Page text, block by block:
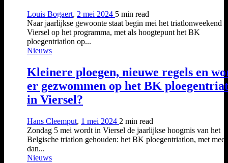
Louis Bogaert, 2 mei 2024 5 min read
Naar jaarlijkse gewoonte staat begin mei het triatlonweekend
Viersel op het programma, met als hoogtepunt het BK
ploegentriatlon op...
Nieuws
Kleinere ploegen, nieuwe regels en
er gezwommen op het BK
in Viersel?
Hans Cleemput, 1 mei 2024 2 min read
Zondag 5 mei wordt in Viersel de jaarlijkse hoogmis van het
Belgische triatlon gehouden: het BK ploegentriatlon, met meer
dan...
Nieuws